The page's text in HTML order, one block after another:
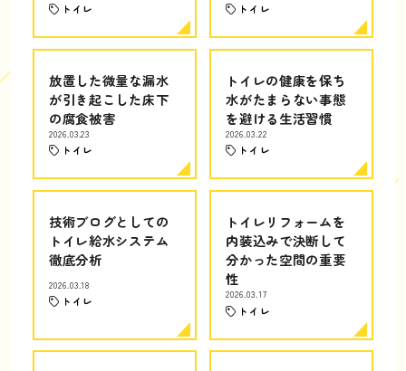
トイレ トイレ
放置した微量な漏水
が引き起こした床下
の腐食被害
2026.03.23
トイレ
トイレの健康を保ち
水がたまらない事態
を避ける生活習慣
2026.03.22
トイレ
技術ブログとしての
トイレ給水システム
徹底分析
2026.03.18
トイレ
トイレリフォームを
内装込みで決断して
分かった空間の重要
性
2026.03.17
トイレ